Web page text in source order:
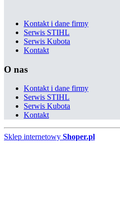
Kontakt i dane firmy
Serwis STIHL
Serwis Kubota
Kontakt
O nas
Kontakt i dane firmy
Serwis STIHL
Serwis Kubota
Kontakt
Sklep internetowy Shoper.pl